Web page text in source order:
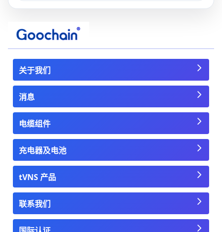
关于我们
消息
电缆组件
充电器及电池
tVNS 产品
联系我们